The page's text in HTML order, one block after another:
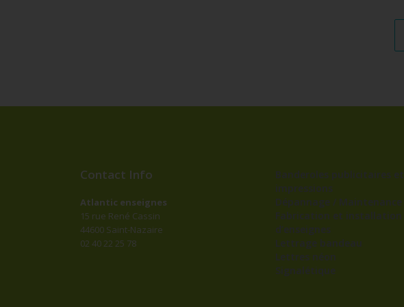
Contact Info
Atlantic enseignes
15 rue René Cassin
44600 Saint-Nazaire
02 40 22 25 78
Banderoles publicitaires et
impressions
Dépannage / Maintenance
Fabrication et installation
d’enseignes
Lettrage bandeau
Lettres néon
Signalétique